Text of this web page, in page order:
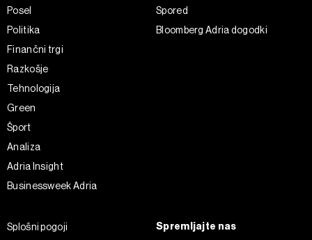
Posel
Politika
Finančni trgi
Razkošje
Tehnologija
Green
Šport
Analiza
Adria Insight
Businessweek Adria
Spored
Bloomberg Adria dogodki
Splošni pogoji
Spremljajte nas